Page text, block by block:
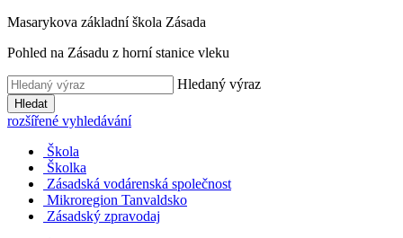
Masarykova základní škola Zásada
Pohled na Zásadu z horní stanice vleku
Hledaný výraz
Hledat
rozšířené vyhledávání
Škola
Školka
Zásadská vodárenská společnost
Mikroregion Tanvaldsko
Zásadský zpravodaj